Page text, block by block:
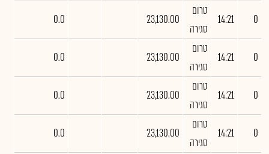
0
14:21
טרום
סגירה
23,130.00
0.0
0
14:21
טרום
סגירה
23,130.00
0.0
0
14:21
טרום
סגירה
23,130.00
0.0
0
14:21
טרום
סגירה
23,130.00
0.0